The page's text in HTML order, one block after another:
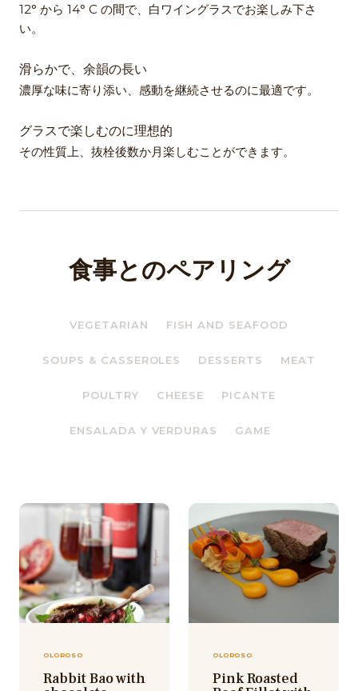
12° から 14° C の間で、白ワイングラスでお楽しみ下さ
い。
滑らかで、余韻の長い
濃厚な味に寄り添い、感動を継続させるのに最適です。
グラスで楽しむのに理想的
その性質上、抜栓後数か月楽しむことができます。
食事とのペアリング
VEGETARIAN FISH AND SEAFOOD
SOUPS & CASSEROLES DESSERTS MEAT
POULTRY CHEESE PICANTE
ENSALADA Y VERDURAS GAME
OLOROSO
Rabbit Bao with
OLOROSO
Pink Roasted